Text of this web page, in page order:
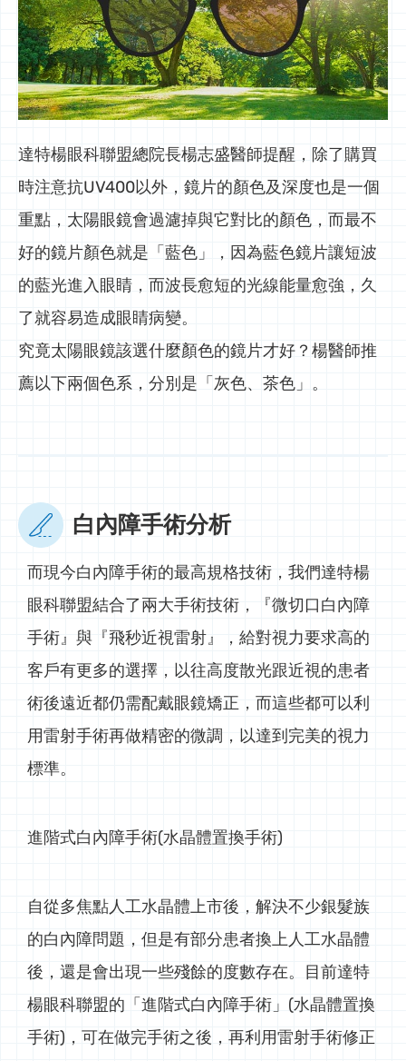
達特楊眼科聯盟總院長楊志盛醫師提醒，除了購買
時注意抗UV400以外，鏡片的顏色及深度也是一個
重點，太陽眼鏡會過濾掉與它對比的顏色，而最不
好的鏡片顏色就是「藍色」，因為藍色鏡片讓短波
的藍光進入眼睛，而波長愈短的光線能量愈強，久
了就容易造成眼睛病變。
究竟太陽眼鏡該選什麼顏色的鏡片才好？楊醫師推
薦以下兩個色系，分別是「灰色、茶色」。
白內障手術分析
而現今白內障手術的最高規格技術，我們達特楊
眼科聯盟結合了兩大手術技術，『微切口白內障
手術』與『飛秒近視雷射』，給對視力要求高的
客戶有更多的選擇，以往高度散光跟近視的患者
術後遠近都仍需配戴眼鏡矯正，而這些都可以利
用雷射手術再做精密的微調，以達到完美的視力
標準。
進階式白內障手術(水晶體置換手術)
自從多焦點人工水晶體上市後，解決不少銀髮族
的白內障問題，但是有部分患者換上人工水晶體
後，還是會出現一些殘餘的度數存在。目前達特
楊眼科聯盟的「進階式白內障手術」(水晶體置換
手術)，可在做完手術之後，再利用雷射手術修正